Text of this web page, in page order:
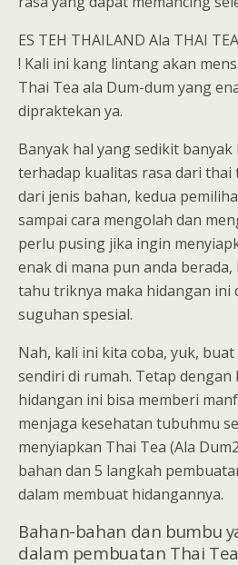
ES TEH THAILAND Ala THAI
! Kali ini kang lintang akan
Thai Tea ala Dum-dum yang
dipraktekan ya.
Banyak hal yang sedikit
terhadap kualitas rasa dari thai
dari jenis bahan, kedua
sampai cara mengolah dan
perlu pusing jika ingin
enak di mana pun anda
tahu triknya maka hidangan ini
suguhan spesial.
Nah, kali ini kita coba, yuk,
sendiri di rumah. Tetap dengan
hidangan ini bisa memberi
menjaga kesehatan tubuhmu
menyiapkan Thai Tea (Ala
bahan dan 5 langkah
dalam membuat hidangannya.
Bahan-bahan dan bumbu
dalam pembuatan Thai